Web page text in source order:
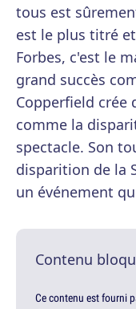
tous est
est le plus titré
Forbes, c'est le
grand succès
Copperfield crée
comme la
spectacle. Son
disparition de la
un événement
Contenu
Ce contenu est fourni